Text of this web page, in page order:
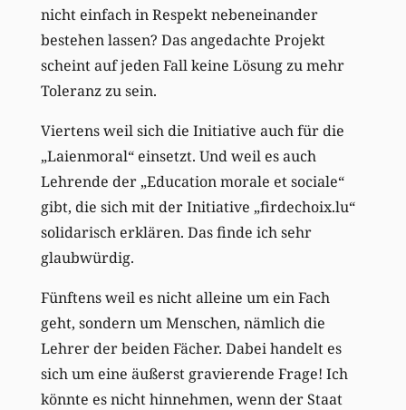
nicht einfach in Respekt nebeneinander
bestehen lassen? Das angedachte Projekt
scheint auf jeden Fall keine Lösung zu mehr
Toleranz zu sein.
Viertens weil sich die Initiative auch für die
„Laienmoral“ einsetzt. Und weil es auch
Lehrende der „Education morale et sociale“
gibt, die sich mit der Initiative „firdechoix.lu“
solidarisch erklären. Das finde ich sehr
glaubwürdig.
Fünftens weil es nicht alleine um ein Fach
geht, sondern um Menschen, nämlich die
Lehrer der beiden Fächer. Dabei handelt es
sich um eine äußerst gravierende Frage! Ich
könnte es nicht hinnehmen, wenn der Staat